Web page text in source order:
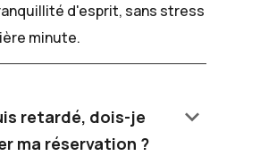
d'esprit, sans stress
minute.
retardé, dois-je
ma réservation ?
keyboard_arrow_down